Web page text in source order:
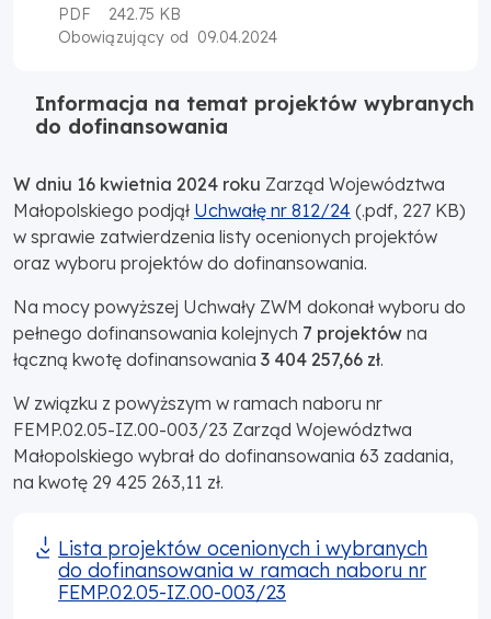
PDF
242.75 KB
Obowiązujący od
09.04.2024
Informacja na temat projektów wybranych
do dofinansowania
W dniu 16 kwietnia 2024 roku Zarząd Województwa
Małopolskiego podjął Uchwałę nr 812/24 (.pdf, 227 KB)
w sprawie zatwierdzenia listy ocenionych projektów
oraz wyboru projektów do dofinansowania.
Na mocy powyższej Uchwały ZWM dokonał wyboru do
pełnego dofinansowania kolejnych 7 projektów na
łączną kwotę dofinansowania 3 404 257,66 zł.
W związku z powyższym w ramach naboru nr
FEMP.02.05-IZ.00-003/23 Zarząd Województwa
Małopolskiego wybrał do dofinansowania 63 zadania,
na kwotę 29 425 263,11 zł.
Lista projektów ocenionych i wybranych
do dofinansowania w ramach naboru nr
FEMP.02.05-IZ.00-003/23